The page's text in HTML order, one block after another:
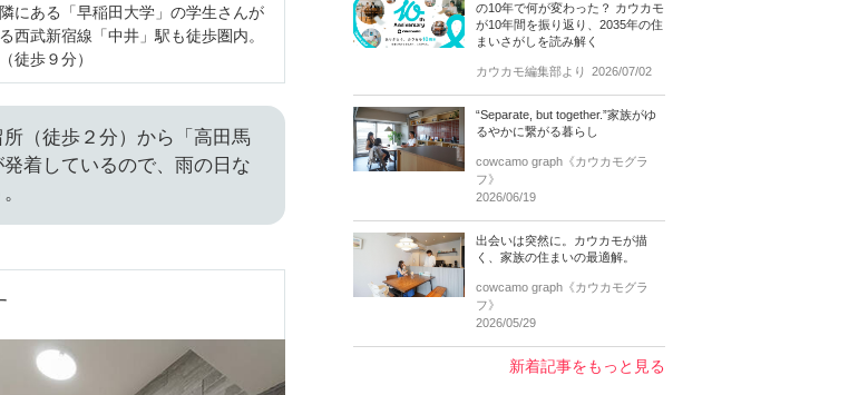
にある「早稲田大学」の学生さんが
西武新宿線「中井」駅も徒歩圏内。
徒歩９分）
（徒歩２分）から「高田馬
着しているので、雨の日な
の10年で何が変わった？ カウカモ
が10年間を振り返り、2035年の住
まいさがしを読み解く
カウカモ編集部より 2026/07/02
“Separate, but together.”家族がゆ
るやかに繋がる暮らし
cowcamo graph《カウカモグラ
フ》
2026/06/19
出会いは突然に。カウカモが描
く、家族の住まいの最適解。
cowcamo graph《カウカモグラ
フ》
2026/05/29
新着記事をもっと見る